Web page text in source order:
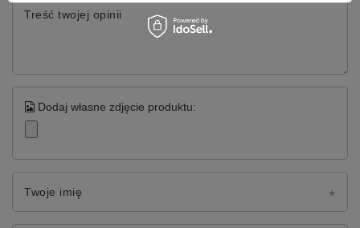
Treść twojej opinii
Dodaj własne zdjęcie produktu:
Twoje imię